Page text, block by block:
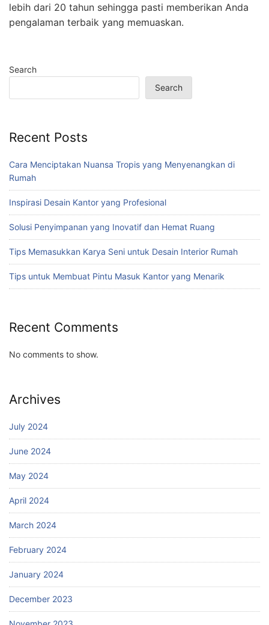
lebih dari 20 tahun sehingga pasti memberikan Anda
pengalaman terbaik yang memuaskan.
Search
Search
Recent Posts
Cara Menciptakan Nuansa Tropis yang Menyenangkan di
Rumah
Inspirasi Desain Kantor yang Profesional
Solusi Penyimpanan yang Inovatif dan Hemat Ruang
Tips Memasukkan Karya Seni untuk Desain Interior Rumah
Tips untuk Membuat Pintu Masuk Kantor yang Menarik
Recent Comments
No comments to show.
Archives
July 2024
June 2024
May 2024
April 2024
March 2024
February 2024
January 2024
December 2023